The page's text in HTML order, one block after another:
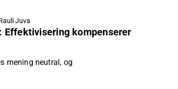
Juva
Effektivisering kompenserer
mening neutral, og